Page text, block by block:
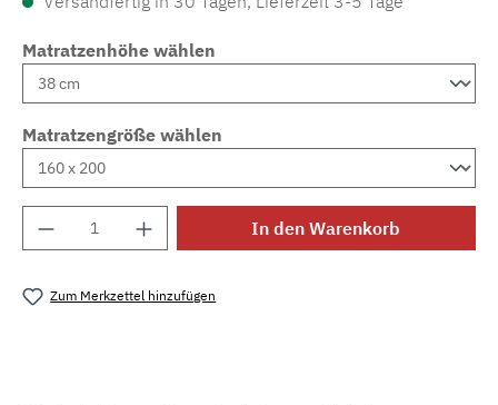
Matratzenhöhe wählen
Matratzengröße wählen
Produkt Anzahl: Gib den gewünschten
In den Warenkorb
Zum Merkzettel hinzufügen